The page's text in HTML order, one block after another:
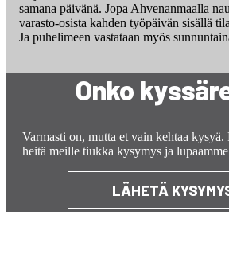
samana päivänä. Jopa Ahvenanmaalla
varasto-osista kahden työpäivän sisällä
Ja puhelimeen vastataan myös
Onko
Varmasti on, mutta et vain kehtaa kysyä.
heitä meille tiukka kysymys ja lupaamme
LÄHETÄ